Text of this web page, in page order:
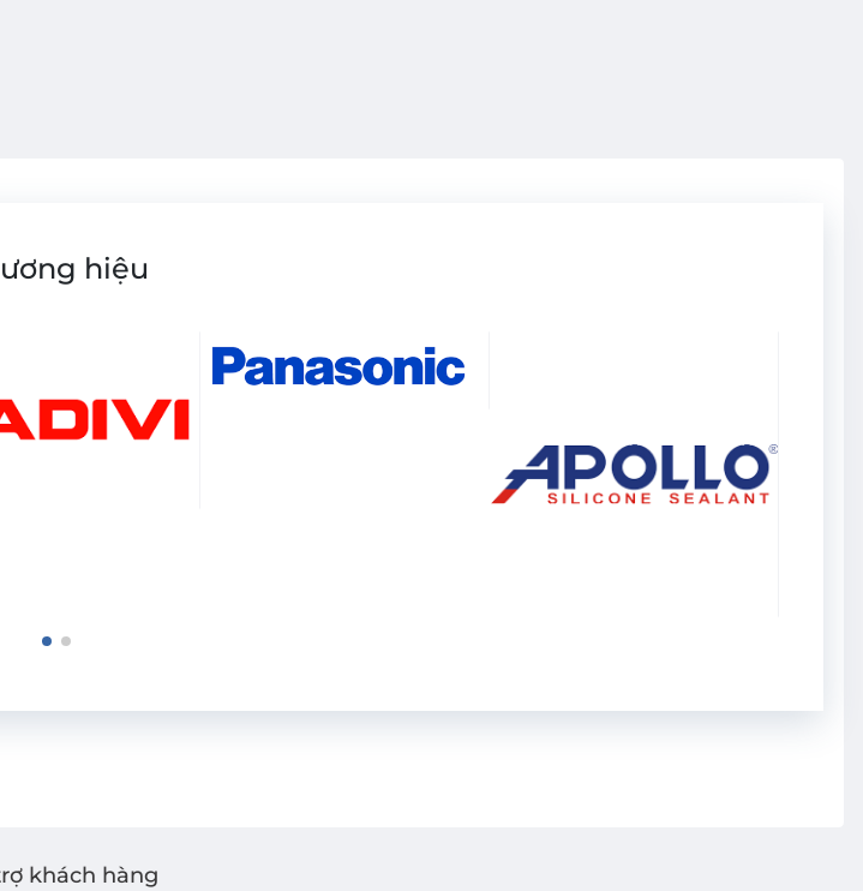
hiệu
khách hàng